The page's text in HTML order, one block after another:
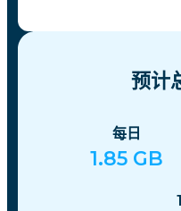
预计
每日
1.85 GB